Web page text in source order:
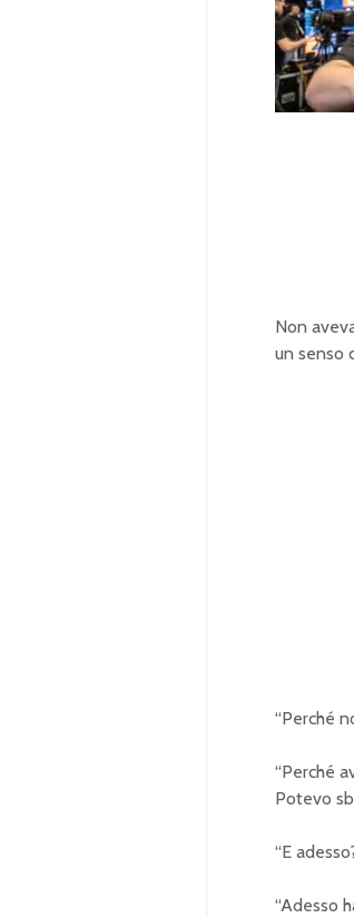
U
m
Non
un senso
“Perché
“Perché
Potevo
“E
“Adesso